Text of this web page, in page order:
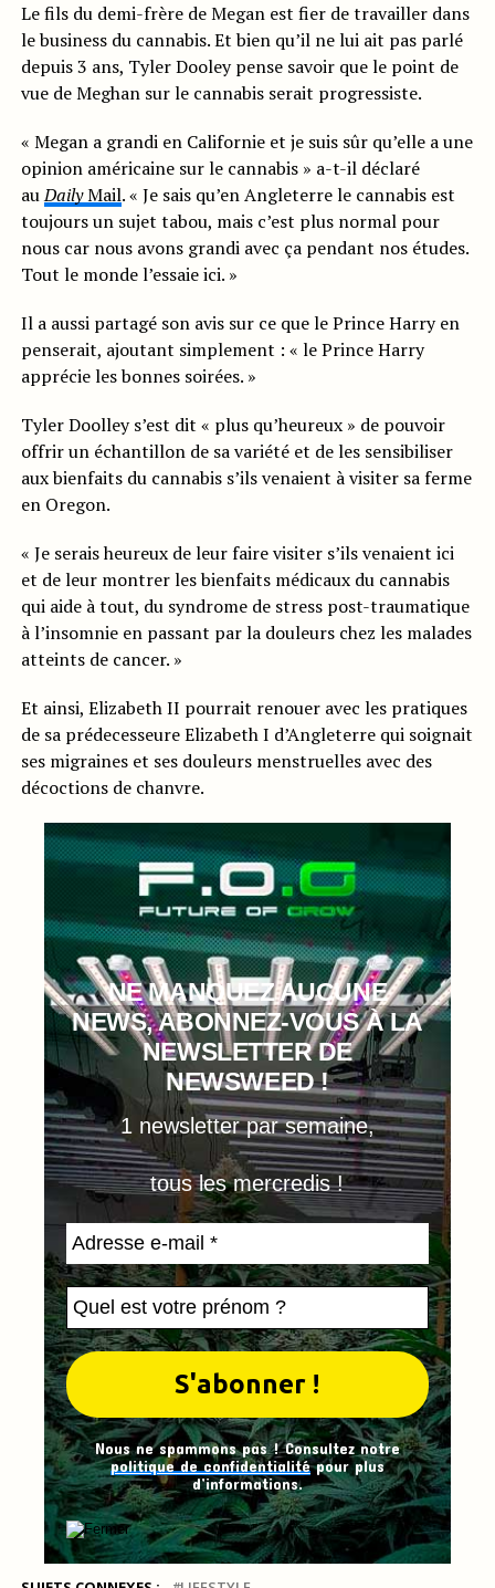
Le fils du demi-frère de Megan est fier de travailler dans
le business du cannabis. Et bien qu’il ne lui ait pas parlé
depuis 3 ans, Tyler Dooley pense savoir que le point de
vue de Meghan sur le cannabis serait progressiste.
« Megan a grandi en Californie et je suis sûr qu’elle a une
opinion américaine sur le cannabis » a-t-il déclaré
auDailyMail. « Je sais qu’en Angleterre le cannabis est
toujours un sujet tabou, mais c’est plus normal pour
nous car nous avons grandi avec ça pendant nos études.
Tout le monde l’essaie ici. »
Il a aussi partagé son avis sur ce que le Prince Harry en
penserait, ajoutant simplement : « le Prince Harry
apprécie les bonnes soirées. »
Tyler Doolley s’est dit « plus qu’heureux » de pouvoir
offrir un échantillon de sa variété et de les sensibiliser
aux bienfaits du cannabis s’ils venaient à visiter sa ferme
en Oregon.
« Je serais heureux de leur faire visiter s’ils venaient ici
et de leur montrer les bienfaits médicaux du cannabis
qui aide à tout, du syndrome de stress post-traumatique
à l’insomnie en passant par la douleurs chez les malades
atteints de cancer. »
Et ainsi, Elizabeth II pourrait renouer avec les pratiques
de sa prédecesseure Elizabeth I d’Angleterre qui soignait
ses migraines et ses douleurs menstruelles avec des
décoctions de chanvre.
NE MANQUEZ AUCUNE
NEWS, ABONNEZ-VOUS À LA
NEWSLETTER DE
NEWSWEED !
1 newsletter par semaine,
tous les mercredis !
Nous ne spammons pas ! Consultez notre
politique de confidentialitépour plus
d’informations.